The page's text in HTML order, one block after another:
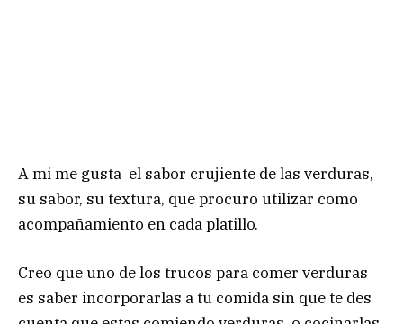
A mi me gusta el sabor crujiente de las verduras,
su sabor, su textura, que procuro utilizar como
acompañamiento en cada platillo.
Creo que uno de los trucos para comer verduras
es saber incorporarlas a tu comida sin que te des